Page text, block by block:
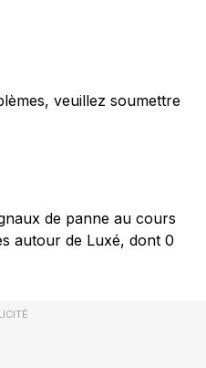
veuillez soumettre
de panne au cours
autour de Luxé, dont 0